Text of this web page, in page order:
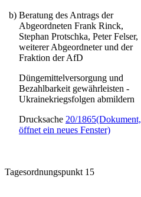
b) Beratung des Antrags der
Abgeordneten Frank Rinck,
Stephan Protschka, Peter Felser,
weiterer Abgeordneter und der
Fraktion der AfD
Düngemittelversorgung und
Bezahlbarkeit gewährleisten -
Ukrainekriegsfolgen abmildern
Drucksache 20/1865(Dokument,
öffnet ein neues Fenster)
Tagesordnungspunkt 15